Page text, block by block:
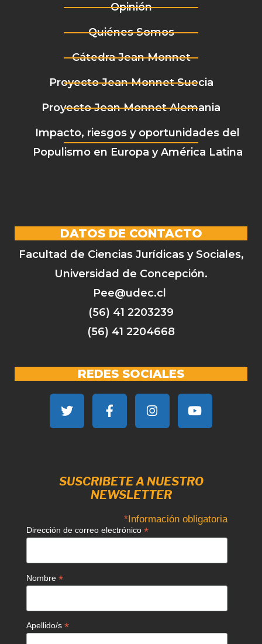
Opinión
Quiénes Somos
Cátedra Jean Monnet
Proyecto Jean Monnet Suecia
Proyecto Jean Monnet Alemania
Impacto, riesgos y oportunidades del
Populismo en Europa y América Latina
DATOS DE CONTACTO
Facultad de Ciencias Jurídicas y Sociales,
Universidad de Concepción.
Pee@udec.cl
(56) 41 2203239
(56) 41 2204668
REDES SOCIALES
SUSCRIBETE A NUESTRO
NEWSLETTER
*Información obligatoria
Dirección de correo electrónico *
Nombre *
Apellido/s *